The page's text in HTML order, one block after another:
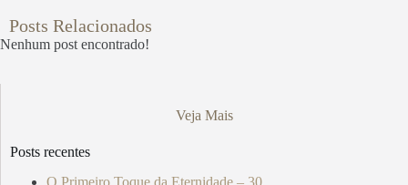
Posts Relacionados
Nenhum post encontrado!
Veja Mais
Posts recentes